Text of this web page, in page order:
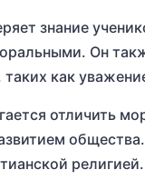
знание
Он
как
отличить
религией.